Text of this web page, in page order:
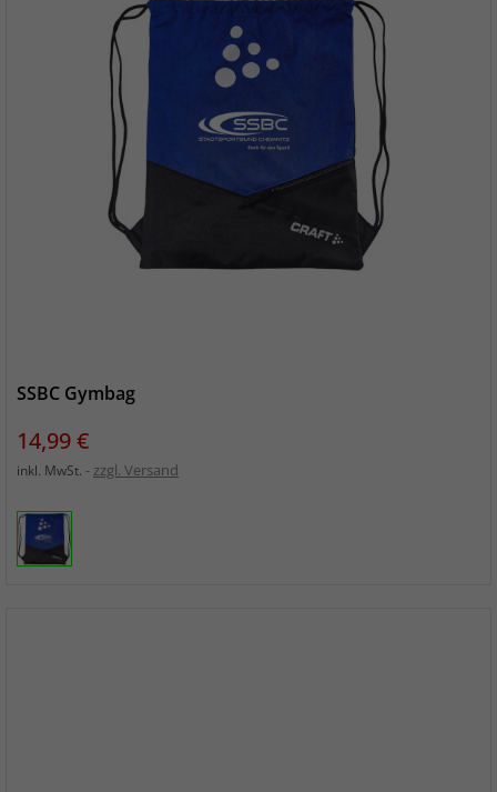
SSBC Gymbag
Preis
14,99 €
inkl. MwSt. zzgl. Versand